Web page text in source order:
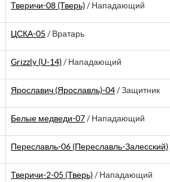
Тверичи-08 (Тверь) / Нападающий
ЦСКА-05 / Вратарь
Grizzly (U-14) / Нападающий
Ярославич (Ярославль)-04 / Защитник
Белые медведи-07 / Нападающий
Переславль-06 (Переславль-Залесский)
Тверичи-2-05 (Тверь) / Нападающий